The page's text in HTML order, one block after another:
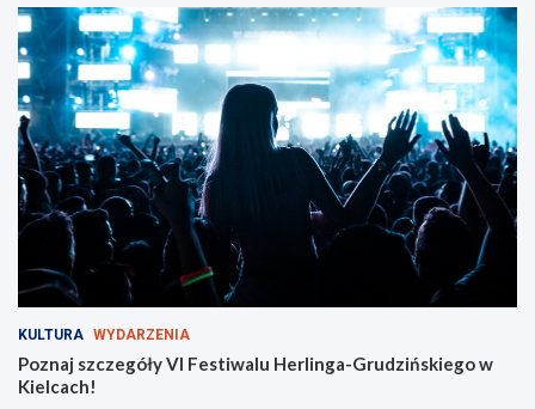
y
c
h
KULTURA WYDARZENIA
Poznaj szczegóły VI Festiwalu Herlinga-Grudzińskiego w
Kielcach!